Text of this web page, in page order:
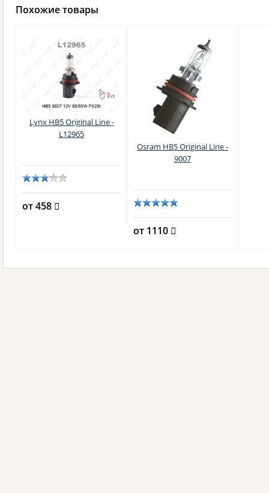
Похожие товары
Lynx HB5 Original Line -
L12965
от 458
Osram HB5 Original Line -
9007
от 1110